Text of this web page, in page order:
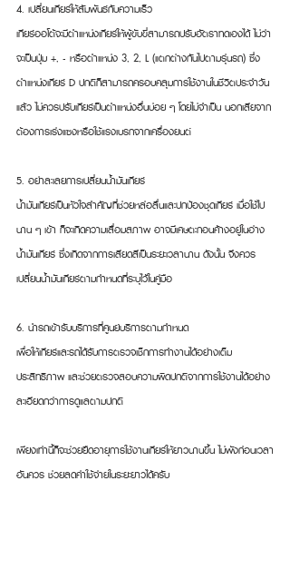
4. เปลี่ยนเกียร์ให้สัมพันธ์กับความเร็ว
เกียร์ออโต้จะมีตำแหน่งเกียร์ให้ผู้ขับขี่สามารถปรับอัตราทดเองได้ ไม่ว่า
จะเป็นปุ่ม +, - หรือตำแหน่ง 3, 2, L (แตกต่างกันไปตามรุ่นรถ) ซึ่ง
ตำแหน่งเกียร์ D ปกติก็สามารถครอบคลุมการใช้งานในชีวิตประจำวัน
แล้ว ไม่ควรปรับเกียร์เป็นตำแหน่งอื่นบ่อย ๆ โดยไม่จำเป็น นอกเสียจาก
ต้องการเร่งแซงหรือใช้แรงเบรกจากเครื่องยนต์
5. อย่าละเลยการเปลี่ยนน้ำมันเกียร์
น้ำมันเกียร์เป็นหัวใจสำคัญที่ช่วยหล่อลื่นและปกป้องชุดเกียร์ เมื่อใช้ไป
นาน ๆ เข้า ก็จะเกิดความเสื่อมสภาพ อาจมีเศษตะกอนค้างอยู่ในอ่าง
น้ำมันเกียร์ ซึ่งเกิดจากการเสียดสีเป็นระยะเวลานาน ดังนั้น จึงควร
เปลี่ยนน้ำมันเกียร์ตามกำหนดที่ระบุไว้ในคู่มือ
6. นำรถเข้ารับบริการที่ศูนย์บริการตามกำหนด
เพื่อให้เกียร์และรถได้รับการตรวจเช็กการทำงานได้อย่างเต็ม
ประสิทธิภาพ และช่วยตรวจสอบความผิดปกติจากการใช้งานได้อย่าง
ละเอียดกว่าการดูแลตามปกติ
เพียงเท่านี้ก็จะช่วยยืดอายุการใช้งานเกียร์ให้ยาวนานขึ้น ไม่พังก่อนเวลา
อันควร ช่วยลดค่าใช้จ่ายในระยะยาวได้ครับ